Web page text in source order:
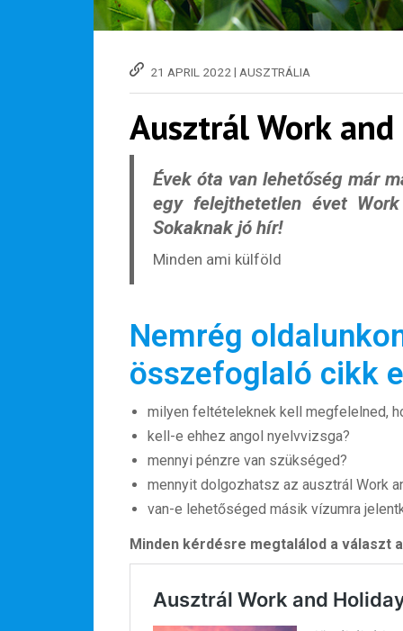
21 APRIL 2022 | AUSZTRÁLIA
Ausztrál Work
Évek óta van lehetőség már
egy felejthetetlen évet
Sokaknak jó hír!
Minden ami külföld
Nemrég
összefoglaló cikk
milyen feltételeknek kell megfelelned,
kell-e ehhez angol nyelvvizsga?
mennyi pénzre van szükséged?
mennyit dolgozhatsz az ausztrál Work
van-e lehetőséged másik vízumra
Minden kérdésre megtalálod a választ